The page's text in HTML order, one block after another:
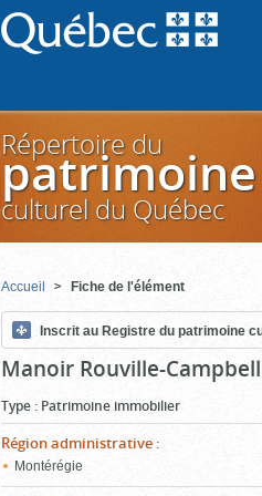
Répertoire du
patrimoine
culturel du Québec
Accueil Fiche de l'élément
Inscrit au Registre du patrimoine
Manoir Rouville-Campbell
Type : Patrimoine immobilier
Région administrative :
Montérégie